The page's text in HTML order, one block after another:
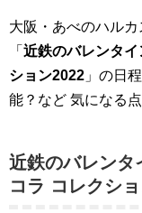
大阪・あべのハル
「 近鉄のバレンタ
ション2022 」の日
能？など 気になる
近鉄のバレンタ
コラ コレクシ